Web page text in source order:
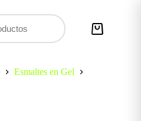
Carro
Esmaltes en Gel